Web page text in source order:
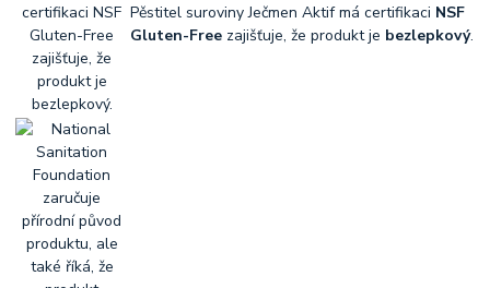
Pěstitel suroviny Ječmen Aktif má certifikaci NSF
Gluten-Free zajišťuje, že produkt je bezlepkový.